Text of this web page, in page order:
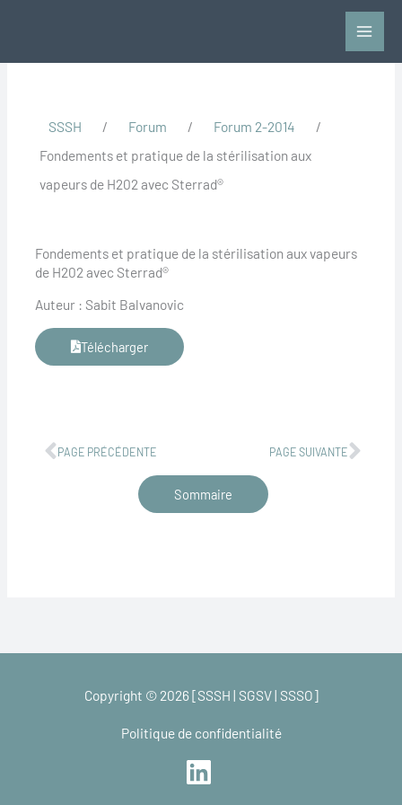
SSSH / Forum / Forum 2-2014
/
Fondements et pratique de la stérilisation aux
vapeurs de H202 avec Sterrad®
Fondements et pratique de la stérilisation aux vapeurs
de H202 avec Sterrad®
Auteur : Sabit Balvanovic
Télécharger
PAGE PRÉCÉDENTE PAGE SUIVANTE
Sommaire
Copyright © 2026 [SSSH | SGSV | SSSO]
Politique de confidentialité